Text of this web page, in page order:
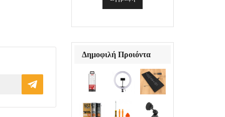
Δημοφιλή Προιόντα